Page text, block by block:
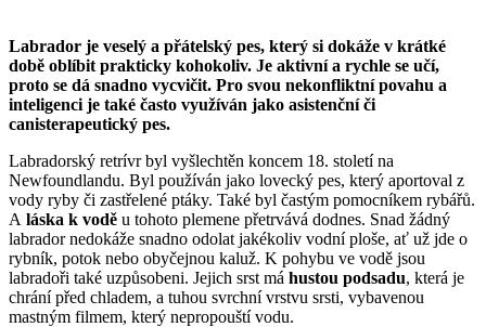
Labrador je veselý a přátelský pes, který si dokáže v krátké
době oblíbit prakticky kohokoliv. Je aktivní a rychle se učí,
proto se dá snadno vycvičit. Pro svou nekonfliktní povahu a
inteligenci je také často využíván jako asistenční či
canisterapeutický pes.
Labradorský retrívr byl vyšlechtěn koncem 18. století na
Newfoundlandu. Byl používán jako lovecký pes, který aportoval z
vody ryby či zastřelené ptáky. Také byl častým pomocníkem rybářů.
A láska k vodě u tohoto plemene přetrvává dodnes. Snad žádný
labrador nedokáže snadno odolat jakékoliv vodní ploše, ať už jde o
rybník, potok nebo obyčejnou kaluž. K pohybu ve vodě jsou
labradoři také uzpůsobeni. Jejich srst má hustou podsadu, která je
chrání před chladem, a tuhou svrchní vrstvu srsti, vybavenou
mastným filmem, který nepropouští vodu.